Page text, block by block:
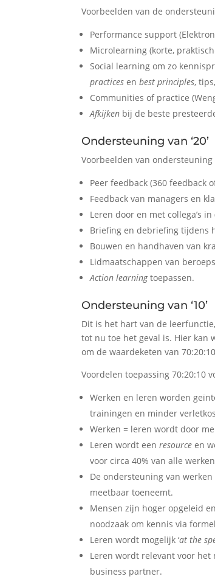
Voorbeelden van de
Performance support
Microlearning (korte,
Social learning om zo
practices enbest principles,
Communities of practice
Afkijken bij de beste
Ondersteuning van ‘20’
Voorbeelden van ondersteuning
Peer feedback (360 feedback
Feedback van managers en
Leren door en met collega’s
Briefing en debriefing tijdens
Bouwen en handhaven van
Lidmaatschappen van
Action learningtoepassen.
Ondersteuning van ‘10’
Dit is het hart van de
tot nu toe het geval is. Hier kan
om de waardeketen van
Voordelen toepassing 70:20:10
Werken en leren worden
trainingen en minder
Werken = leren wordt door
Leren wordt eenresource en
voor circa 40% van alle
De ondersteuning van
meetbaar toeneemt.
Mensen zijn hoger opgeleid
noodzaak om kennis via
Leren wordt mogelijk ‘at the
Leren wordt relevant voor
business partner.